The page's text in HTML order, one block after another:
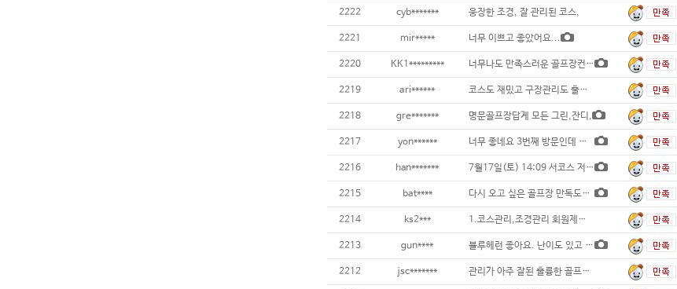
2222 cyb******* 웅장한 조경, 잘 관리된 코스,
2221 mir***** 너무 이쁘고 좋았어요...
2220 KK1********* 너무나도 만족스러운 골프장컨디션과 캐디의 매
2219 ari****** 코스도 재밌고 구장관리도 훌륭했습니다~ .
2218 gre******* 명문골프장답게 모든 그린,잔디,
2217 yon****** 너무 좋네요 3번째 방문인데 좋아요 또 방문
2216 han******* 7월17일(토) 14:09 서코스 저렴한 가
2215 bat**** 다시 오고 싶은 골프장 만독도100%...
2214 ks2*** 1.코스관리,조경관리 회원제골프장으로
2213 gun**** 블루헤런 좋아요. 난이도 있고 그린은 조
2212 jsc******* 관리가 아주 잘된 훌륭한 골프장이고 캐디분이